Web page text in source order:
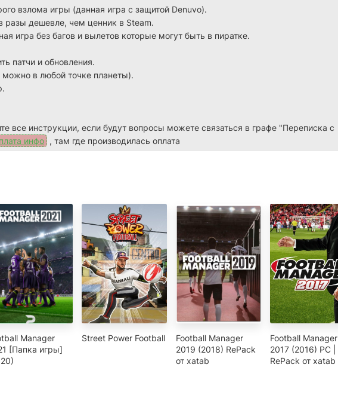
взлома игры (данная игра с защитой Denuvo).
разы дешевле, чем ценник в Steam.
игра без багов и вылетов которые могут быть в пиратке.
патчи и обновления.
можно в любой точке планеты).
все инструкции, если будут вопросы можете связаться в графе "Переписка с
инфо , там где производилась оплата
Manager
[Папка игры]
Street Power Football
Football Manager
2019 (2018) RePack
от xatab
Football Manager
2017 (2016) PC |
RePack от xatab